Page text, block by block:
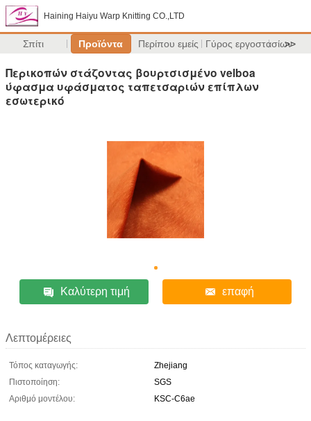
Haining Haiyu Warp Knitting CO.,LTD
Σπίτι Προϊόντα Περίπου εμείς Γύρος εργοστασίων
>>
Περικοπών στάζοντας βουρτσισμένο velboa
ύφασμα υφάσματος ταπετσαριών επίπλων
εσωτερικό
Καλύτερη τιμή επαφή
Λεπτομέρειες
Τόπος καταγωγής:
Zhejiang
Πιστοποίηση:
SGS
Αριθμό μοντέλου:
KSC-C6ae